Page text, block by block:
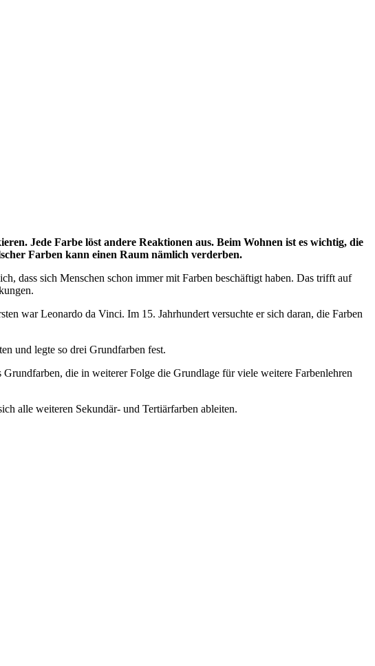
Jede Farbe löst andere Reaktionen aus. Beim Wohnen ist es wichtig, die
Farben kann einen Raum nämlich verderben.
dass sich Menschen schon immer mit Farben beschäftigt haben. Das trifft auf
war Leonardo da Vinci. Im 15. Jahrhundert versuchte er sich daran, die Farben
und legte so drei Grundfarben fest.
die in weiterer Folge die Grundlage für viele weitere Farbenlehren
alle weiteren Sekundär- und Tertiärfarben ableiten.